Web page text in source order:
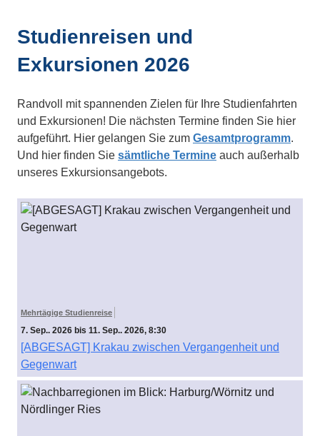
Studienreisen und
Exkursionen 2026
Randvoll mit spannenden Zielen für Ihre Studienfahrten
und Exkursionen! Die nächsten Termine finden Sie hier
aufgeführt. Hier gelangen Sie zum Gesamtprogramm.
Und hier finden Sie sämtliche Termine auch außerhalb
unseres Exkursionsangebots.
Mehrtägige Studienreise
7. Sep.. 2026 bis 11. Sep.. 2026, 8:30
[ABGESAGT] Krakau zwischen Vergangenheit und
Gegenwart